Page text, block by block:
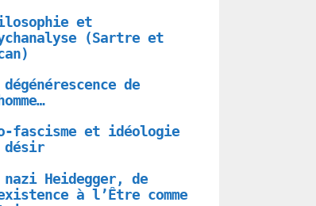
et
(Sartre et
dégénérescence de
fascisme et idéologie
désir
nazi Heidegger, de
à l’Être comme